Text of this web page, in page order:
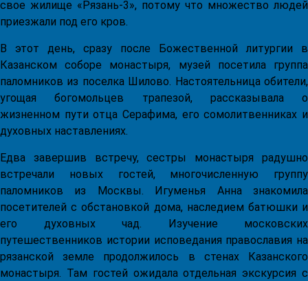
свое жилище «Рязань-3», потому что множество людей
приезжали под его кров.
В этот день, сразу после Божественной литургии в
Казанском соборе монастыря, музей посетила группа
паломников из поселка Шилово. Настоятельница обители,
угощая богомольцев трапезой, рассказывала о
жизненном пути отца Серафима, его сомолитвенниках и
духовных наставлениях.
Едва завершив встречу, сестры монастыря радушно
встречали новых гостей, многочисленную группу
паломников из Москвы. Игуменья Анна знакомила
посетителей с обстановкой дома, наследием батюшки и
его духовных чад. Изучение московских
путешественников истории исповедания православия на
рязанской земле продолжилось в стенах Казанского
монастыря. Там гостей ожидала отдельная экскурсия с